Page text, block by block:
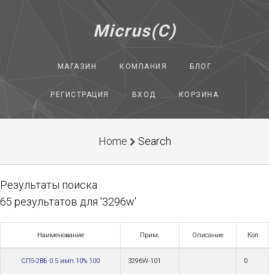
Micrus(C)
МАГАЗИН КОМПАНИЯ БЛОГ
РЕГИСТРАЦИЯ ВХОД КОРЗИНА
Home Search
Результаты поиска
65 результатов для '3296w'
Наименование Прим. Описание Кол
СП5-2ВБ 0.5 имп.10% 100 3296W-101 0